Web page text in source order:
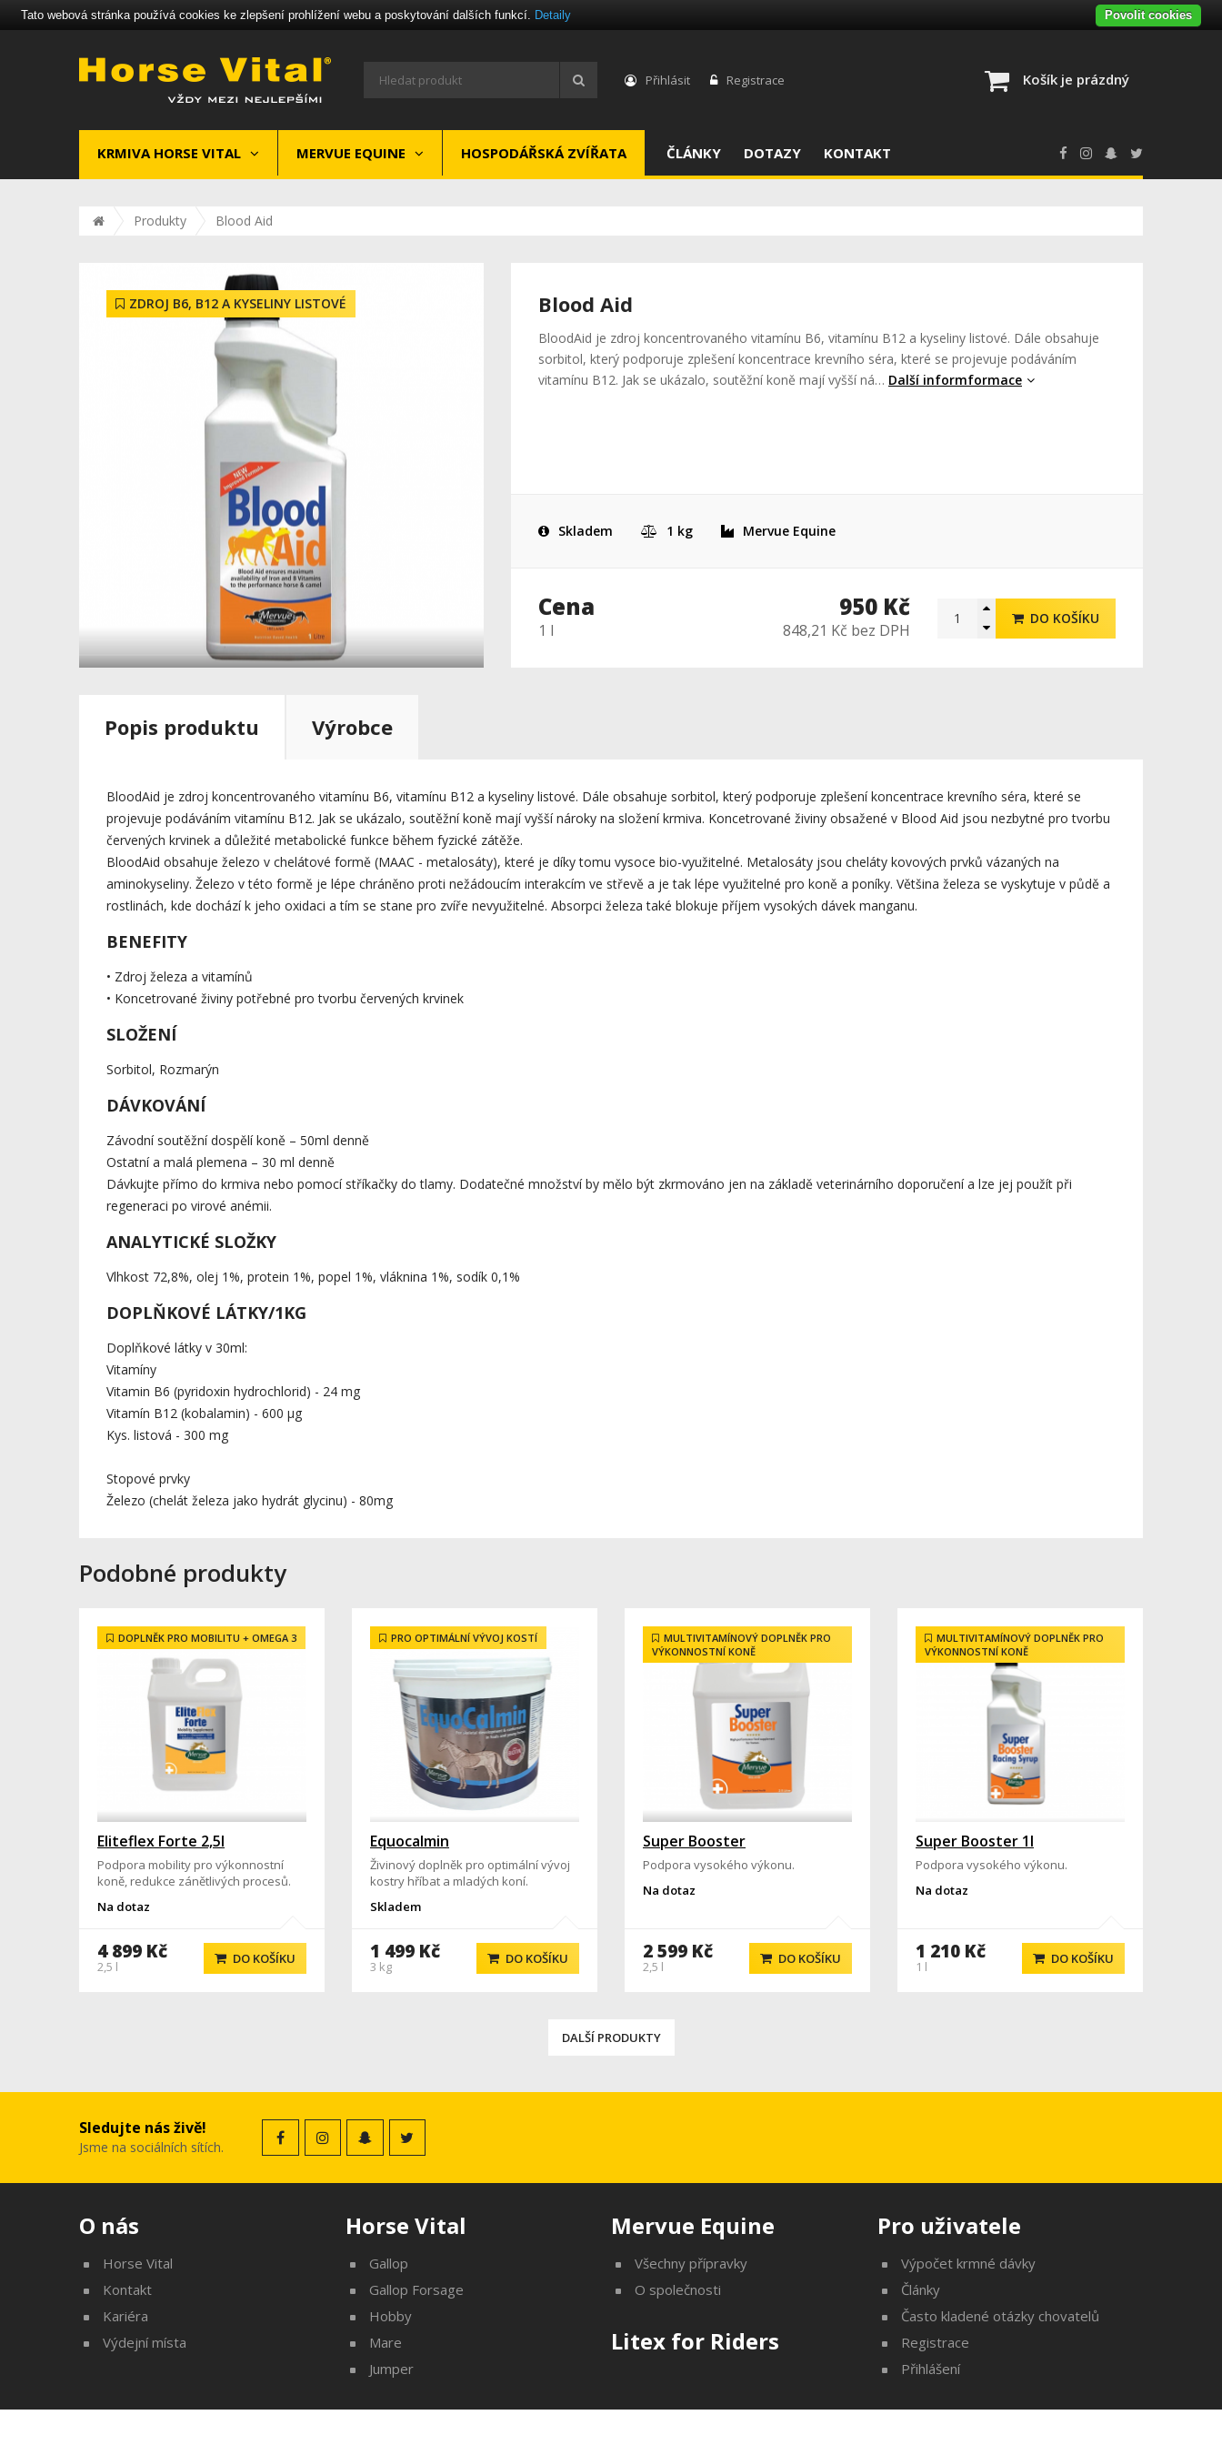
Přihlásit Registrace Košík je prázdný
KRMIVA HORSE VITAL MERVUE EQUINE HOSPODÁŘSKÁ ZVÍŘATA ČLÁNKY DOTAZY KONTAKT
Produkty Blood Aid
ZDROJ B6, B12 A KYSELINY LISTOVÉ Blood Aid
BloodAid je zdroj koncentrovaného vitamínu B6, vitamínu B12 a kyseliny listové. Dále obsahuje
sorbitol, který podporuje zplešení koncentrace krevního séra, které se projevuje podáváním
vitamínu B12. Jak se ukázalo, soutěžní koně mají vyšší ná… Další informformace
Skladem 1 kg Mervue Equine
Cena
1 l
950 Kč
848,21 Kč bez DPH
DO KOŠÍKU
Popis produktu Výrobce
BloodAid je zdroj koncentrovaného vitamínu B6, vitamínu B12 a kyseliny listové. Dále obsahuje sorbitol, který podporuje zplešení koncentrace krevního séra, které se
projevuje podáváním vitamínu B12. Jak se ukázalo, soutěžní koně mají vyšší nároky na složení krmiva. Koncetrované živiny obsažené v Blood Aid jsou nezbytné pro tvorbu
červených krvinek a důležité metabolické funkce během fyzické zátěže.
BloodAid obsahuje železo v chelátové formě (MAAC - metalosáty), které je díky tomu vysoce bio-využitelné. Metalosáty jsou cheláty kovových prvků vázaných na
aminokyseliny. Železo v této formě je lépe chráněno proti nežádoucím interakcím ve střevě a je tak lépe využitelné pro koně a poníky. Většina železa se vyskytuje v půdě a
rostlinách, kde dochází k jeho oxidaci a tím se stane pro zvíře nevyužitelné. Absorpci železa také blokuje příjem vysokých dávek manganu.
BENEFITY
• Zdroj železa a vitamínů
• Koncetrované živiny potřebné pro tvorbu červených krvinek
SLOŽENÍ
Sorbitol, Rozmarýn
DÁVKOVÁNÍ
Závodní soutěžní dospělí koně – 50ml denně
Ostatní a malá plemena – 30 ml denně
Dávkujte přímo do krmiva nebo pomocí stříkačky do tlamy. Dodatečné množství by mělo být zkrmováno jen na základě veterinárního doporučení a lze jej použít při
regeneraci po virové anémii.
ANALYTICKÉ SLOŽKY
Vlhkost 72,8%, olej 1%, protein 1%, popel 1%, vláknina 1%, sodík 0,1%
DOPLŇKOVÉ LÁTKY/1KG
Doplňkové látky v 30ml:
Vitamíny
Vitamin B6 (pyridoxin hydrochlorid) - 24 mg
Vitamín B12 (kobalamin) - 600 μg
Kys. listová - 300 mg
Stopové prvky
Železo (chelát železa jako hydrát glycinu) - 80mg
Podobné produkty
DOPLNĚK PRO MOBILITU + OMEGA 3
Eliteflex Forte 2,5l
Podpora mobility pro výkonnostní
koně, redukce zánětlivých procesů.
Na dotaz
4 899 Kč
2,5 l DO KOŠÍKU
PRO OPTIMÁLNÍ VÝVOJ KOSTÍ
Equocalmin
Živinový doplněk pro optimální vývoj
kostry hříbat a mladých koní.
Skladem
1 499 Kč
3 kg DO KOŠÍKU
MULTIVITAMÍNOVÝ DOPLNĚK PRO
VÝKONNOSTNÍ KONĚ
Super Booster
Podpora vysokého výkonu.
Na dotaz
2 599 Kč
2,5 l DO KOŠÍKU
MULTIVITAMÍNOVÝ DOPLNĚK PRO
VÝKONNOSTNÍ KONĚ
Super Booster 1l
Podpora vysokého výkonu.
Na dotaz
1 210 Kč
1 l DO KOŠÍKU
DALŠÍ PRODUKTY
Sledujte nás živě!
Jsme na sociálních sítích.
O nás
Horse Vital
Kontakt
Kariéra
Výdejní místa
Horse Vital
Gallop
Gallop Forsage
Hobby
Mare
Jumper
Mervue Equine
Všechny přípravky
O společnosti
Litex for Riders
Pro uživatele
Výpočet krmné dávky
Články
Často kladené otázky chovatelů
Registrace
Přihlášení
Tato webová stránka používá cookies ke zlepšení prohlížení webu a poskytování dalších funkcí. Detaily Povolit cookies